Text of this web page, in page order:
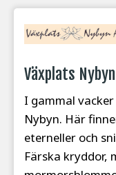
Växplats Nybyn
I gammal
Nybyn. Här
eterneller och
Färska kryddor,